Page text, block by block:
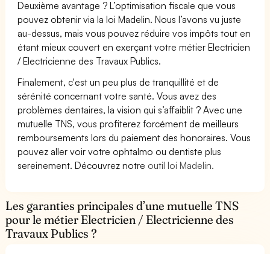
Deuxième avantage ? L’optimisation fiscale que vous
pouvez obtenir via la loi Madelin. Nous l’avons vu juste
au-dessus, mais vous pouvez réduire vos impôts tout en
étant mieux couvert en exerçant votre métier Electricien
/ Electricienne des Travaux Publics.
Finalement, c'est un peu plus de tranquillité et de
sérénité concernant votre santé. Vous avez des
problèmes dentaires, la vision qui s’affaiblit ? Avec une
mutuelle TNS, vous profiterez forcément de meilleurs
remboursements lors du paiement des honoraires. Vous
pouvez aller voir votre ophtalmo ou dentiste plus
sereinement. Découvrez notre outil loi Madelin.
Les garanties principales d’une mutuelle TNS
pour le métier Electricien / Electricienne des
Travaux Publics ?